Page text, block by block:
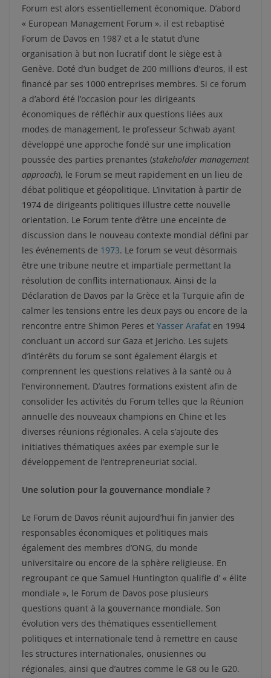
Forum est alors essentiellement économique. D’abord
« European Management Forum », il est rebaptisé
Forum de Davos en 1987 et a le statut d’une
organisation à but non lucratif dont le siège est à
Genève. Doté d’un budget de 200 millions d’euros, il est
financé par ses 1000 entreprises membres. Si ce forum
a d’abord été l’occasion pour les dirigeants
économiques de réfléchir aux questions liées aux
modes de management, le professeur Schwab ayant
développé une approche fondé sur une implication
poussée des parties prenantes (stakeholder management
approach), le Forum se meut rapidement en un lieu de
débat politique et géopolitique. L’invitation à partir de
1974 de dirigeants politiques illustre cette nouvelle
orientation. Le Forum tente d’être une enceinte de
discussion dans le nouveau contexte mondial défini par
les événements de 1973. Le forum se veut désormais
être une tribune neutre et impartiale permettant la
résolution de conflits internationaux. Ainsi de la
Déclaration de Davos par la Grèce et la Turquie afin de
calmer les tensions entre les deux pays ou encore de la
rencontre entre Shimon Peres et Yasser Arafat en 1994
concluant un accord sur Gaza et Jericho. Les sujets
d’intérêts du forum se sont également élargis et
comprennent les questions relatives à la santé ou à
l’environnement. D’autres formations existent afin de
consolider les activités du Forum telles que la Réunion
annuelle des nouveaux champions en Chine et les
diverses réunions régionales. A cela s’ajoute des
initiatives thématiques axées par exemple sur le
développement de l’entrepreneuriat social.
Une solution pour la gouvernance mondiale ?
Le Forum de Davos réunit aujourd’hui fin janvier des
responsables économiques et politiques mais
également des membres d’ONG, du monde
universitaire ou encore de la sphère religieuse. En
regroupant ce que Samuel Huntington qualifie d’ « élite
mondiale », le Forum de Davos pose plusieurs
questions quant à la gouvernance mondiale. Son
évolution vers des thématiques essentiellement
politiques et internationale tend à remettre en cause
les structures internationales, onusiennes ou
régionales, ainsi que d’autres comme le G8 ou le G20.